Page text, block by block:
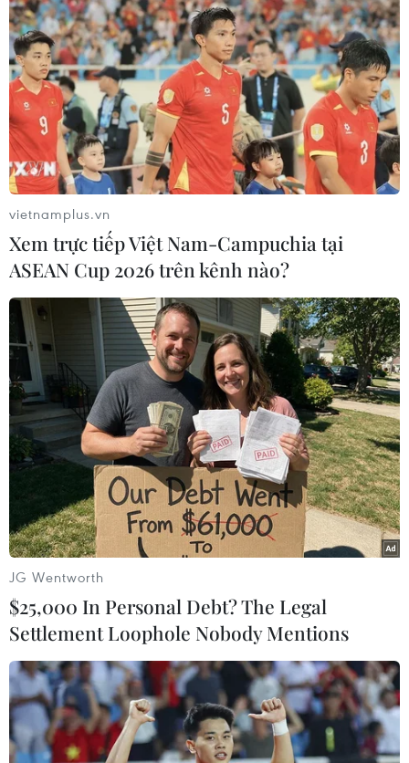
Người dân Hàn Quốc kêu gọi Tổng thống
lập tức từ chức
10/12/2016 12:47
Ngày 10/12, hàng trăm nghìn người dân Hàn Quốc đã
tập trung ở thủ đô Seoul để kêu gọi Tổng thống Park
Geun Hye lập tức từ chức.
vietnamplus.vn
Xem trực tiếp Việt Nam-Campuchia tại
ASEAN Cup 2026 trên kênh nào?
JG Wentworth
$25,000 In Personal Debt? The Legal
Settlement Loophole Nobody Mentions